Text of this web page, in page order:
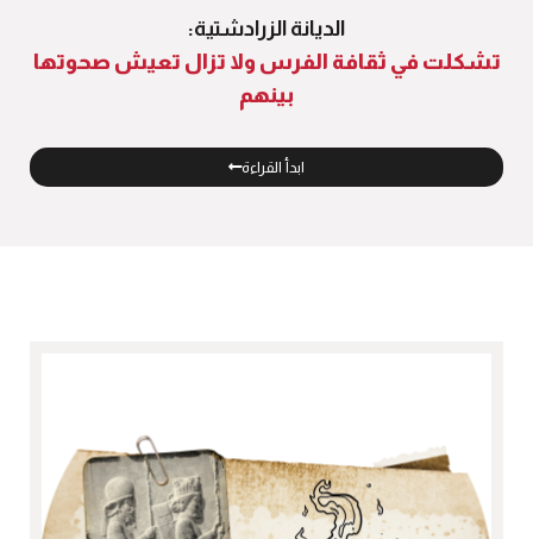
الديانة الزرادشتية:
تشكلت في ثقافة الفرس ولا تزال تعيش صحوتها
بينهم
ابدأ القراءة